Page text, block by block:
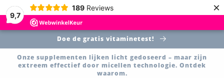
9,7
189 Reviews ×
naar de
content
Doe de gratis vitaminetest!
Onze supplementen lijken licht gedoseerd – maar zijn
extreem effectief door micellen technologie. Ontdek
waarom.